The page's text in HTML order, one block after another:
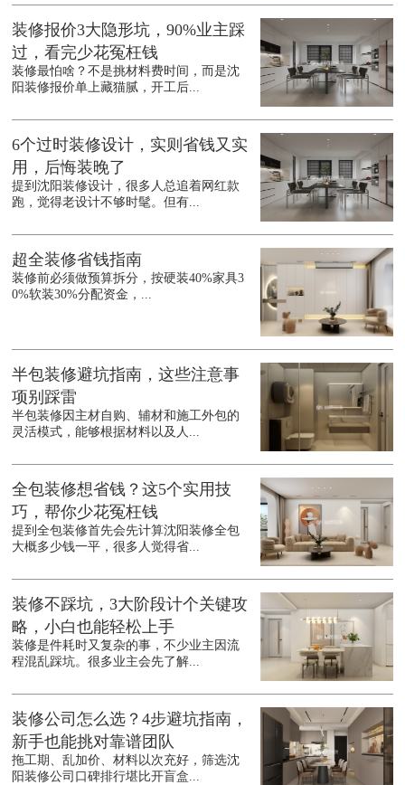
装修报价3大隐形坑，90%业主踩
过，看完少花冤枉钱
装修最怕啥？不是挑材料费时间，而是沈
阳装修报价单上藏猫腻，开工后...
6个过时装修设计，实则省钱又实
用，后悔装晚了
提到沈阳装修设计，很多人总追着网红款
跑，觉得老设计不够时髦。但有...
超全装修省钱指南
装修前必须做预算拆分，按硬装40%家具3
0%软装30%分配资金，...
半包装修避坑指南，这些注意事
项别踩雷
半包装修因主材自购、辅材和施工外包的
灵活模式，能够根据材料以及人...
全包装修想省钱？这5个实用技
巧，帮你少花冤枉钱
提到全包装修首先会先计算沈阳装修全包
大概多少钱一平，很多人觉得省...
装修不踩坑，3大阶段计个关键攻
略，小白也能轻松上手
装修是件耗时又复杂的事，不少业主因流
程混乱踩坑。很多业主会先了解...
装修公司怎么选？4步避坑指南，
新手也能挑对靠谱团队
拖工期、乱加价、材料以次充好，筛选沈
阳装修公司口碑排行堪比开盲盒...